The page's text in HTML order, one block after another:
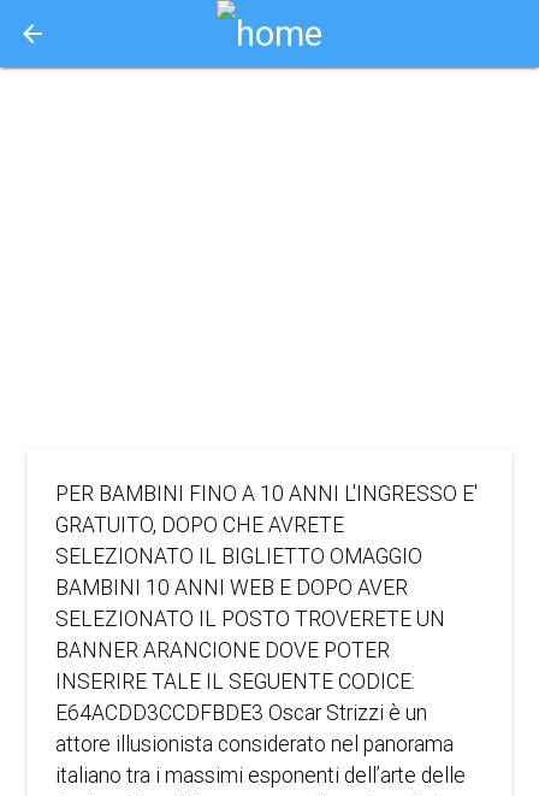
arrow_back
PER BAMBINI FINO A 10 ANNI L'INGRESSO E'
GRATUITO, DOPO CHE AVRETE
SELEZIONATO IL BIGLIETTO OMAGGIO
BAMBINI 10 ANNI WEB E DOPO AVER
SELEZIONATO IL POSTO TROVERETE UN
BANNER ARANCIONE DOVE POTER
INSERIRE TALE IL SEGUENTE CODICE:
E64ACDD3CCDFBDE3 Oscar Strizzi è un
attore illusionista considerato nel panorama
italiano tra i massimi esponenti dell’arte delle